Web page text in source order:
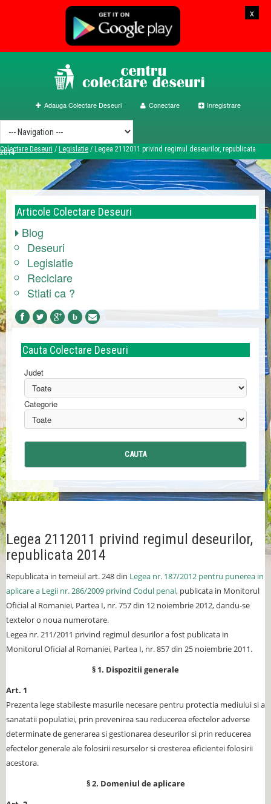
x
Adauga Colectare Deseuri Conectare Inregistrare
Colectare Deseuri / Legislatie / Legea 2112011 privind regimul deseurilor, republicata
2014
Articole Colectare Deseuri
Blog
Deseuri
Legislatie
Reciclare
Stiati ca ?
b
Cauta Colectare Deseuri
Judet
Categorie
Legea 2112011 privind regimul deseurilor,
republicata 2014
Republicata in temeiul art. 248 din Legea nr. 187/2012 pentru punerea in
aplicare a Legii nr. 286/2009 privind Codul penal, publicata in Monitorul
Oficial al Romaniei, Partea I, nr. 757 din 12 noiembrie 2012, dandu-se
textelor o noua numerotare.
Legea nr. 211/2011 privind regimul desurilor a fost publicata in
Monitorul Oficial al Romaniei, Partea I, nr. 857 din 25 noiembrie 2011.
§ 1. Dispozitii generale
Art. 1
Prezenta lege stabileste masurile necesare pentru protectia mediului si a
sanatatii populatiei, prin prevenirea sau reducerea efectelor adverse
determinate de generarea si gestionarea deseurilor si prin reducerea
efectelor generale ale folosirii resurselor si cresterea eficientei folosirii
acestora.
§ 2. Domeniul de aplicare